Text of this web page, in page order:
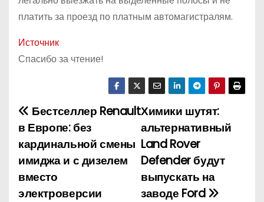
платить за проезд по платным автомагистралям.
Источник
Спасибо за чтение!
Н
а
в
и
Химики шутят:
альтернативный
Land Rover
Defender будут
выпускать на
заводе Ford
Бестселлер Renault
в Европе: без
кардинальной смены
имиджа и с дизелем
вместо
электроверсии